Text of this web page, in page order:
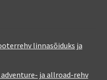
linnasõiduks ja
adventure- ja allroad-rehv